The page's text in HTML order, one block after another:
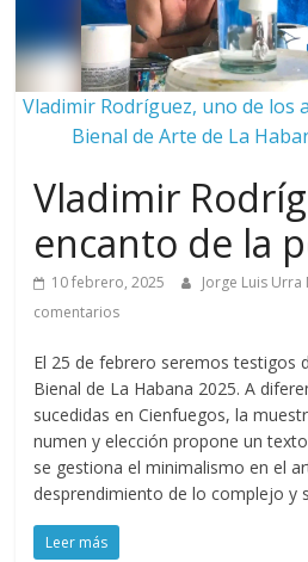
Vladimir Rodríguez, uno de los
Bienal de Arte de La
Vladimir
encanto de la
10 febrero, 2025 Jorge Luis Urra
comentarios
El 25 de febrero seremos testigos
Bienal de La Habana 2025. A
sucedidas en Cienfuegos, la
numen y elección propone un
se gestiona el minimalismo en el
desprendimiento de lo complejo y
Leer más